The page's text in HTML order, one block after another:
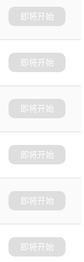
即将开始
即将开始
即将开始
即将开始
即将开始
即将开始